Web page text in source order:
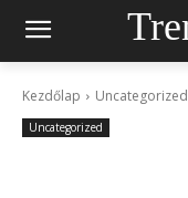
Kezdőlap Uncategorized
Uncategorized